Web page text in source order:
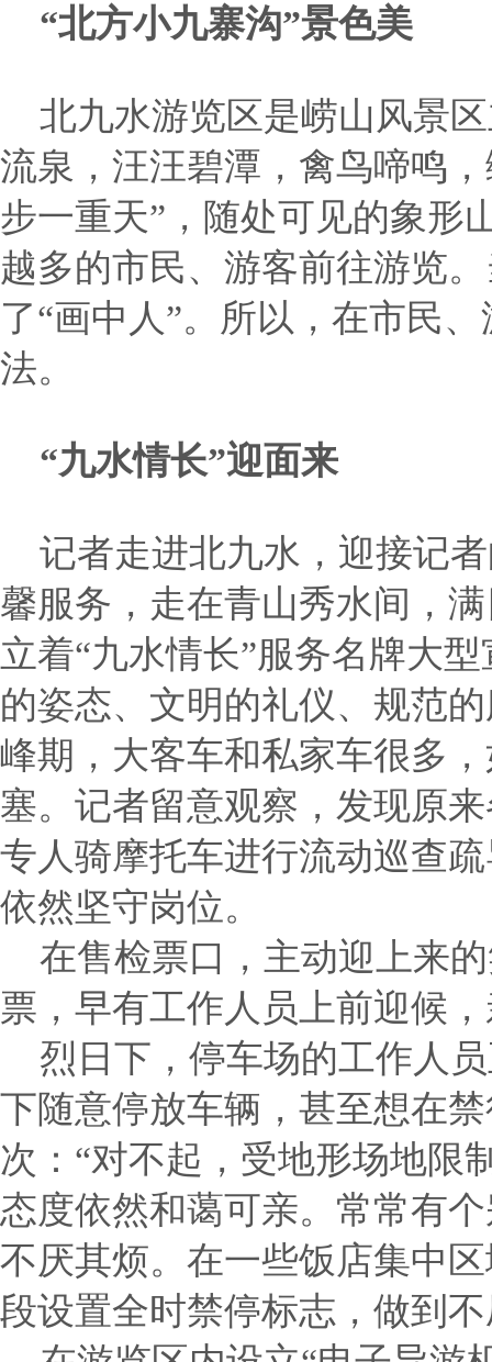
“北方小九寨沟”景色美
北九水游览区是崂山风景区
流泉，汪汪碧潭，禽鸟啼鸣
步一重天”，随处可见的象形
越多的市民、游客前往游览
了“画中人”。所以，在市民
法。
“九水情长”迎面来
记者走进北九水，迎接记
馨服务，走在青山秀水间，
立着“九水情长”服务名牌大
的姿态、文明的礼仪、规范
峰期，大客车和私家车很多
塞。记者留意观察，发现原
专人骑摩托车进行流动巡查
依然坚守岗位。
在售检票口，主动迎上来
票，早有工作人员上前迎候
烈日下，停车场的工作人
下随意停放车辆，甚至想在
次：“对不起，受地形场地
态度依然和蔼可亲。常常有
不厌其烦。在一些饭店集中
段设置全时禁停标志，做到